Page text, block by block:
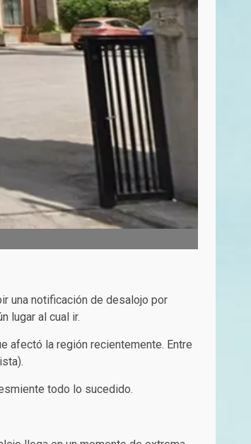
una notificación de desalojo por
lugar al cual ir.
afectó la región recientemente. Entre
todo lo sucedido.